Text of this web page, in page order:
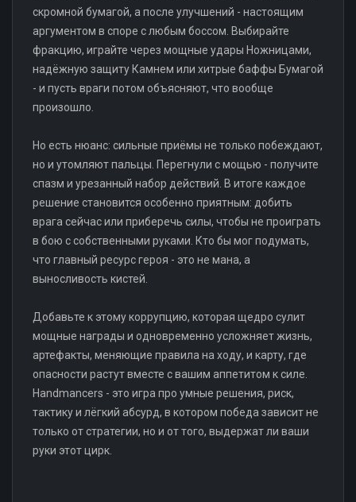
скромной бумагой, а после улучшений - настоящим
аргументом в споре с любым боссом. Выбирайте
фракцию, играйте через мощные удары Ножницами,
надёжную защиту Камнем или хитрые баффы Бумагой
- и пусть враги потом объясняют, что вообще
произошло.
Но есть нюанс: сильные приёмы не только побеждают,
но и утомляют пальцы. Перегнули с мощью - получите
спазм и урезанный набор действий. В итоге каждое
решение становится особенно приятным: добить
врага сейчас или приберечь силы, чтобы не проиграть
в бою с собственными руками. Кто бы мог подумать,
что главный ресурс героя - это не мана, а
выносливость кистей.
Добавьте к этому коррупцию, которая щедро сулит
мощные награды и одновременно усложняет жизнь,
артефакты, меняющие правила на ходу, и карту, где
опасности растут вместе с вашим аппетитом к силе.
Handmancers - это игра про умные решения, риск,
тактику и лёгкий абсурд, в котором победа зависит не
только от стратегии, но и от того, выдержат ли ваши
руки этот цирк.